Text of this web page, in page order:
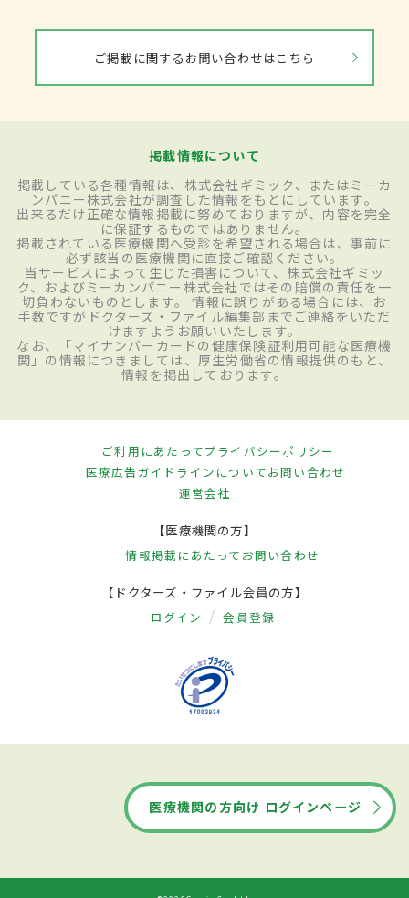
ご掲載に関するお問い合わせはこちら
掲載情報について
掲載している各種情報は、株式会社ギミック、またはミーカ
ンパニー株式会社が調査した情報をもとにしています。
出来るだけ正確な情報掲載に努めておりますが、内容を完全
に保証するものではありません。
掲載されている医療機関へ受診を希望される場合は、事前に
必ず該当の医療機関に直接ご確認ください。
当サービスによって生じた損害について、株式会社ギミッ
ク、およびミーカンパニー株式会社ではその賠償の責任を一
切負わないものとします。 情報に誤りがある場合には、お
手数ですがドクターズ・ファイル編集部までご連絡をいただ
けますようお願いいたします。
なお、「マイナンバーカードの健康保険証利用可能な医療機
関」の情報につきましては、厚生労働省の情報提供のもと、
情報を掲出しております。
ご利用にあたってプライバシーポリシー
医療広告ガイドラインについてお問い合わせ
運営会社
【医療機関の方】
情報掲載にあたって お問い合わせ
【ドクターズ・ファイル会員の方】
ログイン 会員登録
医療機関の方向け ログインページ